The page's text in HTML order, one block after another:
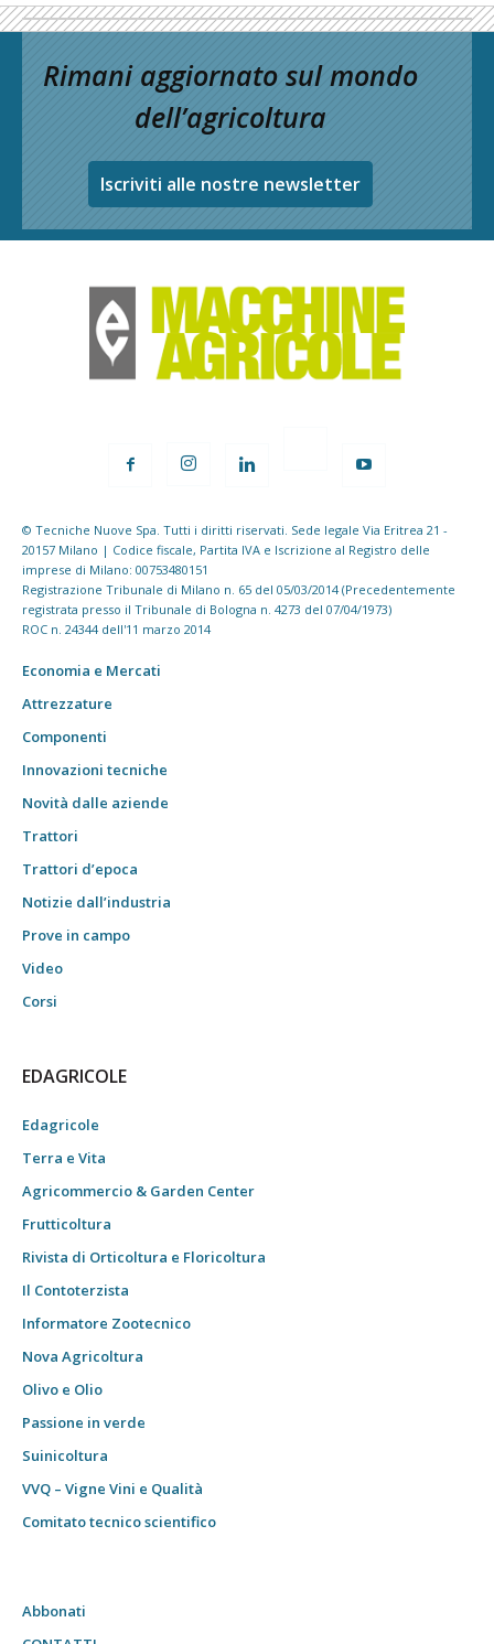
Rimani aggiornato sul mondo
dell’agricoltura
Iscriviti alle nostre newsletter
© Tecniche Nuove Spa. Tutti i diritti riservati. Sede legale Via Eritrea 21 -
20157 Milano | Codice fiscale, Partita IVA e Iscrizione al Registro delle
imprese di Milano: 00753480151
Registrazione Tribunale di Milano n. 65 del 05/03/2014 (Precedentemente
registrata presso il Tribunale di Bologna n. 4273 del 07/04/1973)
ROC n. 24344 dell'11 marzo 2014
Economia e Mercati
Attrezzature
Componenti
Innovazioni tecniche
Novità dalle aziende
Trattori
Trattori d’epoca
Notizie dall’industria
Prove in campo
Video
Corsi
EDAGRICOLE
Edagricole
Terra e Vita
Agricommercio & Garden Center
Frutticoltura
Rivista di Orticoltura e Floricoltura
Il Contoterzista
Informatore Zootecnico
Nova Agricoltura
Olivo e Olio
Passione in verde
Suinicoltura
VVQ – Vigne Vini e Qualità
Comitato tecnico scientifico
Abbonati